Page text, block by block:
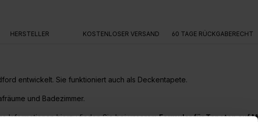
HERSTELLER KOSTENLOSER VERSAND 60 TAGE RÜCKGABERECHT
entwickelt. Sie funktioniert auch als Deckentapete.
und Badezimmer.
Informationen hierzu finden Sie bei unseremFormular für Tapeten auf